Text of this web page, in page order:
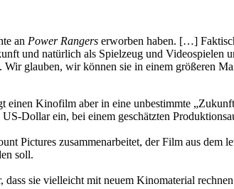
an Power Rangers erworben haben. […]
und natürlich als Spielzeug und Videospielen
glauben, wir können sie in einem größeren
Kinofilm aber in eine unbestimmte
Dollar ein, bei einem geschätzten
Pictures zusammenarbeitet, der Film aus dem
soll.
dass sie vielleicht mit neuem Kinomaterial